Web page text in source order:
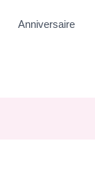
Anniversaire